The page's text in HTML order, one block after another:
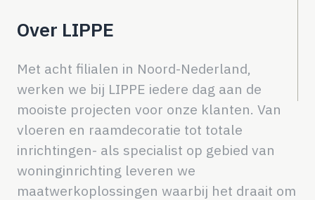
Over LIPPE
Met acht filialen in Noord-Nederland,
werken we bij LIPPE iedere dag aan de
mooiste projecten voor onze klanten. Van
vloeren en raamdecoratie tot totale
inrichtingen- als specialist op gebied van
woninginrichting leveren we
maatwerkoplossingen waarbij het draait om